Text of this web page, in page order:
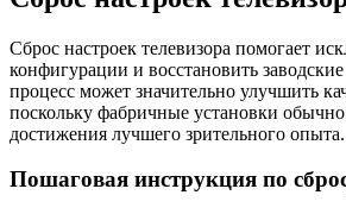
Сброс настроек телевизора помогает
конфигурации и восстановить
процесс может значительно улучшить
поскольку фабричные установки
достижения лучшего зрительного опыта.
Пошаговая инструкция по